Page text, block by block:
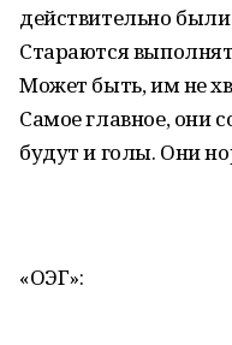
действительно
Стараются
Может быть, им не
Самое главное, они
будут и голы. Они
«ОЭГ»: